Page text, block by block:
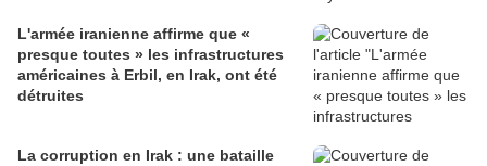
L'armée iranienne affirme que «
presque toutes » les infrastructures
américaines à Erbil, en Irak, ont été
détruites
La corruption en Irak : une bataille